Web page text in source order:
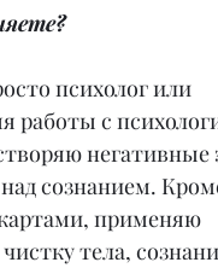
психолог или
работы с
негативные
сознанием.
применяю
тела,